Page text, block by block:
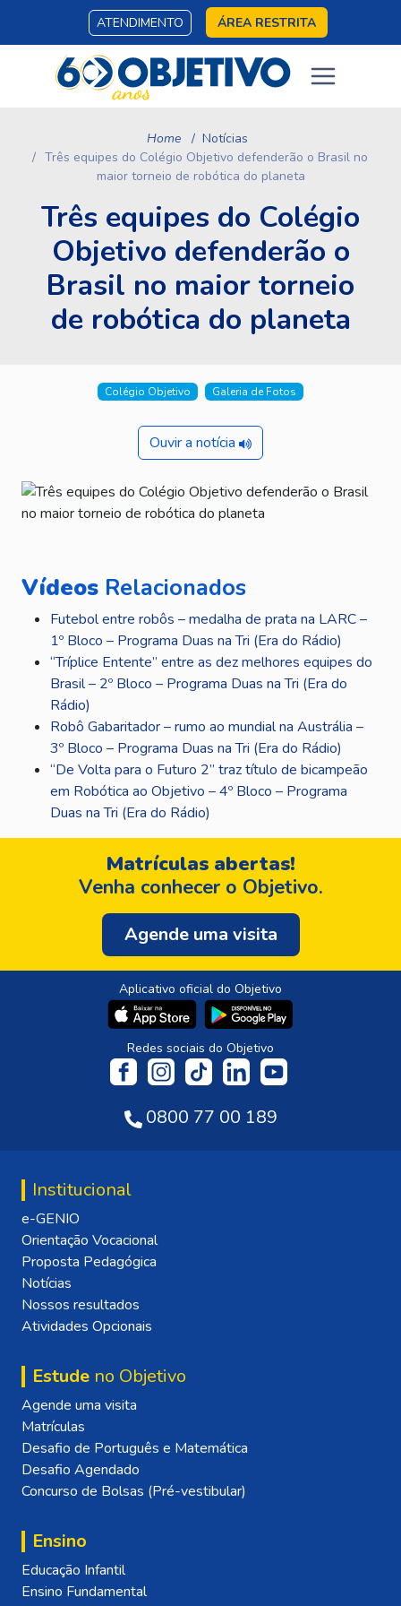
ATENDIMENTO ÁREA RESTRITA
Home
Notícias
Três equipes do Colégio Objetivo defenderão o Brasil no
maior torneio de robótica do planeta
Três equipes do Colégio
Objetivo defenderão o
Brasil no maior torneio
de robótica do planeta
Colégio Objetivo Galeria de Fotos
Ouvir a notícia
Vídeos Relacionados
Futebol entre robôs – medalha de prata na LARC –
1º Bloco – Programa Duas na Tri (Era do Rádio)
“Tríplice Entente” entre as dez melhores equipes do
Brasil – 2º Bloco – Programa Duas na Tri (Era do
Rádio)
Robô Gabaritador – rumo ao mundial na Austrália –
3º Bloco – Programa Duas na Tri (Era do Rádio)
“De Volta para o Futuro 2” traz título de bicampeão
em Robótica ao Objetivo – 4º Bloco – Programa
Duas na Tri (Era do Rádio)
Matrículas abertas!
Venha conhecer o Objetivo.
Agende uma visita
Aplicativo oficial do Objetivo
Redes sociais do Objetivo
0800 77 00 189
Institucional
e-GENIO
Orientação Vocacional
Proposta Pedagógica
Notícias
Nossos resultados
Atividades Opcionais
Estude no Objetivo
Agende uma visita
Matrículas
Desafio de Português e Matemática
Desafio Agendado
Concurso de Bolsas (Pré-vestibular)
Ensino
Educação Infantil
Ensino Fundamental